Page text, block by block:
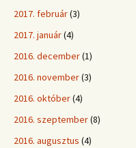
2017. február(3)
2017. január(4)
2016. december(1)
2016. november(3)
2016. október(4)
2016. szeptember(8)
2016. augusztus (4)